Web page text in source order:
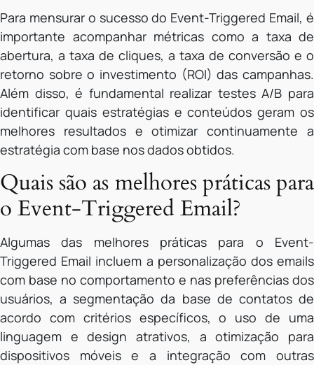
Para mensurar o sucesso do Event-Triggered Email, é
importante acompanhar métricas como a taxa de
abertura, a taxa de cliques, a taxa de conversão e o
retorno sobre o investimento (ROI) das campanhas.
Além disso, é fundamental realizar testes A/B para
identificar quais estratégias e conteúdos geram os
melhores resultados e otimizar continuamente a
estratégia com base nos dados obtidos.
Quais são as melhores práticas para
o Event-Triggered Email?
Algumas das melhores práticas para o Event-
Triggered Email incluem a personalização dos emails
com base no comportamento e nas preferências dos
usuários, a segmentação da base de contatos de
acordo com critérios específicos, o uso de uma
linguagem e design atrativos, a otimização para
dispositivos móveis e a integração com outras